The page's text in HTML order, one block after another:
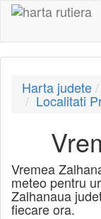
Harta judete
Localitati
Vremea
meteo pentru
Zalhanaua
fiecare ora.